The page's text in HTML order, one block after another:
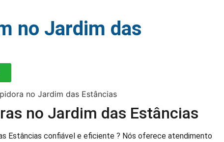
no Jardim das
no Jardim das Estâncias
Estâncias confiável e eficiente ? Nós oferece atendimento